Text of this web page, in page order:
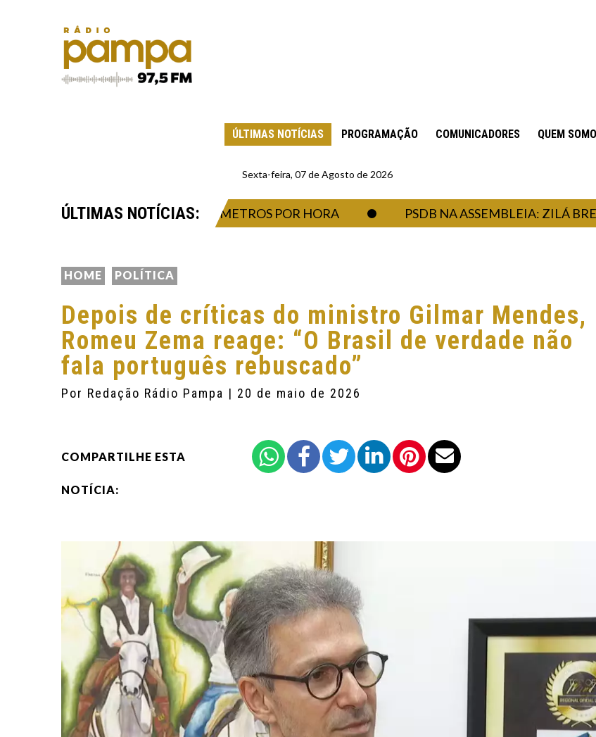
ÚLTIMAS NOTÍCIAS PROGRAMAÇÃO COMUNICADORES QUEM
Sexta-feira, 07 de Agosto de 2026
ÚLTIMAS NOTÍCIAS:
DE ATÉ 132 QUILÔMETROS POR HORA PSDB NA ASSEMBLEIA: ZILÁ
HOME POLÍTICA
Depois de críticas do ministro Gilmar Mendes,
Romeu Zema reage: “O Brasil de verdade não
fala português rebuscado”
Por Redação Rádio Pampa | 20 de maio de 2026
COMPARTILHE ESTA
NOTÍCIA: